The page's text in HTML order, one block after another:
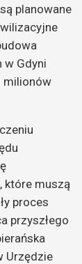
planowane
w Gdyni
milionów
które muszą
proces
przyszłego
Urzędzie